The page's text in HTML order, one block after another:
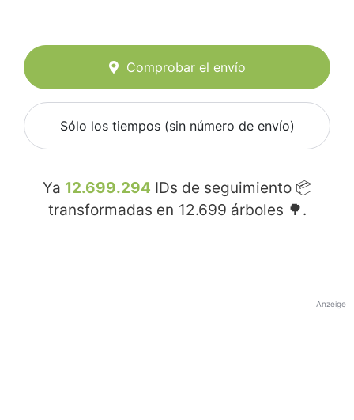
Comprobar el envío
Sólo los tiempos (sin número de envío)
Ya 12.699.294 IDs de seguimiento 📦
transformadas en 12.699 árboles 🌳.
Anzeige